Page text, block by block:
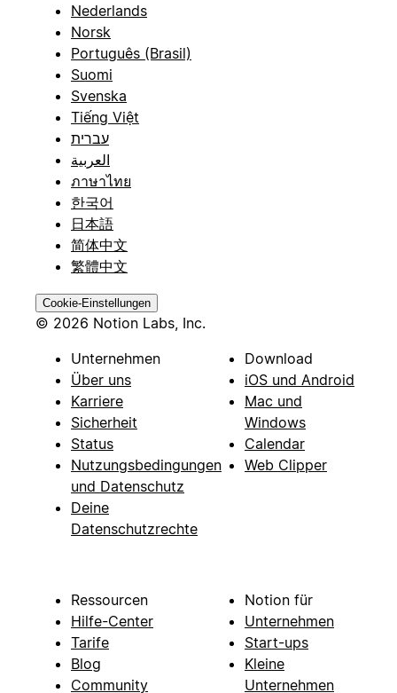
Nederlands
Norsk
Português (Brasil)
Suomi
Svenska
Tiếng Việt
עברית
العربية
ภาษาไทย
한국어
日本語
简体中文
繁體中文
Cookie-Einstellungen
© 2026 Notion Labs, Inc.
Unternehmen
Über uns
Karriere
Sicherheit
Status
Nutzungsbedingungen
und Datenschutz
Deine
Datenschutzrechte
Download
iOS und Android
Mac und
Windows
Calendar
Web Clipper
Ressourcen
Hilfe-Center
Tarife
Blog
Community
Notion für
Unternehmen
Start-ups
Kleine
Unternehmen